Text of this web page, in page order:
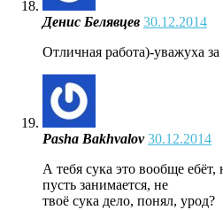
Денис Белявцев 30.12.2014
Отличная работа)-уважуха
Pasha Bakhvalov 30.12.2014
А тебя сука это вообще
пусть занимается, не
твоё сука дело, понял, урод?